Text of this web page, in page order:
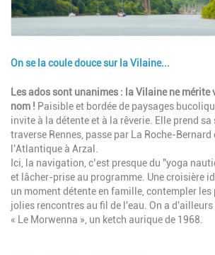
On se la coule douce sur la Vilaine...
Description
Les ados sont unanimes : la Vilaine ne mérite
nom ! Paisible et bordée de paysages
invite à la détente et à la rêverie. Elle prend sa
traverse Rennes, passe par La Roche-
l’Atlantique à Arzal.
Ici, la navigation, c’est presque du "yoga
et lâcher-prise au programme. Une croisière
un moment détente en famille, contempler les
jolies rencontres au fil de l'eau. On a
« Le Morwenna », un ketch aurique de 1968.